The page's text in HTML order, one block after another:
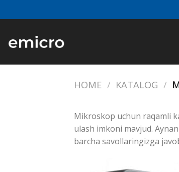
to
HOME / KATALOG /
Mikroskop uchun raqamli
ulash imkoni mavjud.
barcha savollaringizga